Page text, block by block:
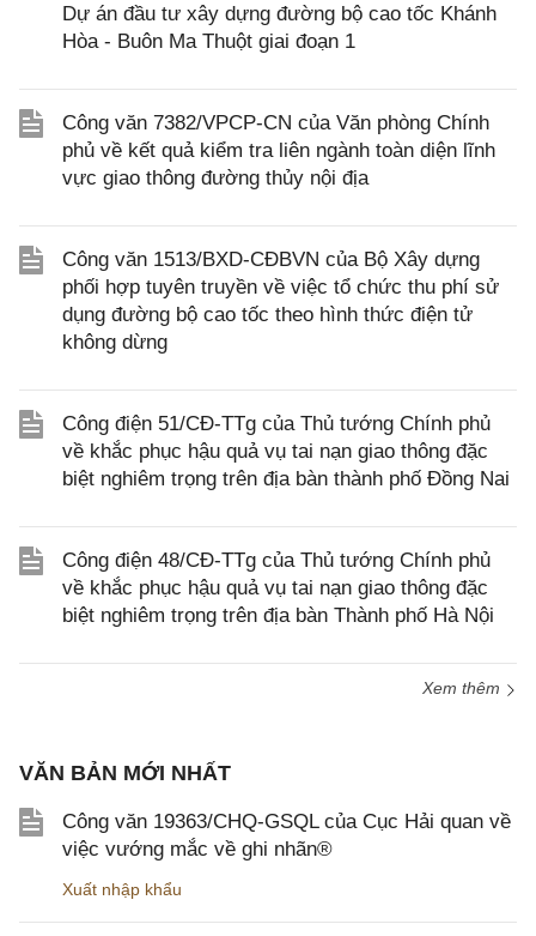
Dự án đầu tư xây dựng đường bộ cao tốc Khánh
Hòa - Buôn Ma Thuột giai đoạn 1
Công văn 7382/VPCP-CN của Văn phòng Chính
phủ về kết quả kiểm tra liên ngành toàn diện lĩnh
vực giao thông đường thủy nội địa
Công văn 1513/BXD-CĐBVN của Bộ Xây dựng
phối hợp tuyên truyền về việc tổ chức thu phí sử
dụng đường bộ cao tốc theo hình thức điện tử
không dừng
Công điện 51/CĐ-TTg của Thủ tướng Chính phủ
về khắc phục hậu quả vụ tai nạn giao thông đặc
biệt nghiêm trọng trên địa bàn thành phố Đồng Nai
Công điện 48/CĐ-TTg của Thủ tướng Chính phủ
về khắc phục hậu quả vụ tai nạn giao thông đặc
biệt nghiêm trọng trên địa bàn Thành phố Hà Nội
Xem thêm
VĂN BẢN MỚI NHẤT
Công văn 19363/CHQ-GSQL của Cục Hải quan về
việc vướng mắc về ghi nhãn®
Xuất nhập khẩu